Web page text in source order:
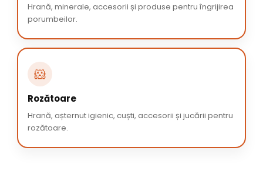
Hrană, minerale, accesorii și produse pentru îngrijirea
porumbeilor.
🐹
Rozătoare
Hrană, așternut igienic, cuști, accesorii și jucării pentru
rozătoare.